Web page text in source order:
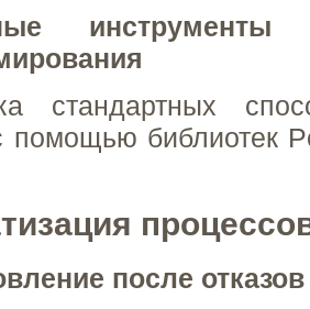
инструменты
стандартных
библиотек
после отказов